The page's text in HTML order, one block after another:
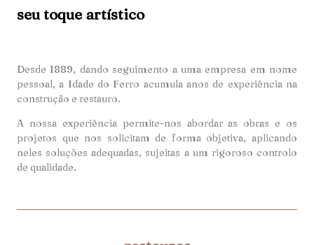
seu toque artístico
Desde 1889, dando seguimento a uma empresa em nome
pessoal, a Idade do Ferro acumula anos de experiência na
construção e restauro.
A nossa experiência permite-nos abordar as obras e os
projetos que nos solicitam de forma objetiva, aplicando
neles soluções adequadas, sujeitas a um rigoroso controlo
de qualidade.